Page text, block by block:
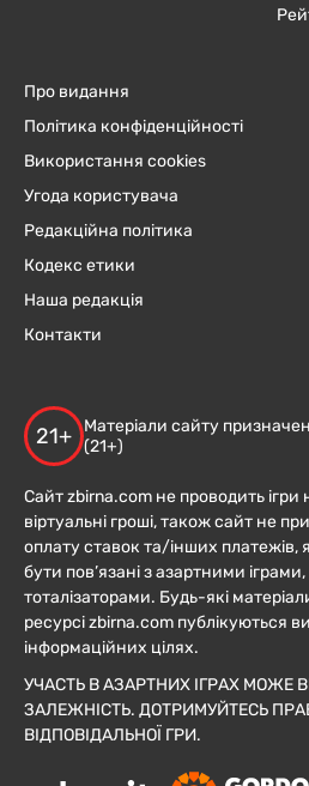
Про видання
Політика конфіденційності
Використання cookies
Угода користувача
Редакційна політика
Кодекс етики
Наша редакція
Контакти
21+
Матеріали сайту
(21+)
Сайт zbirna.com не проводить ігри
віртуальні гроші, також сайт не
оплату ставок та/інших платежів,
бути пов’язані з азартними
тоталізаторами. Будь-які
ресурсі zbirna.com публікуються
інформаційних цілях.
УЧАСТЬ В АЗАРТНИХ ІГРАХ МОЖЕ
ЗАЛЕЖНІСТЬ. ДОТРИМУЙТЕСЬ
ВІДПОВІДАЛЬНОЇ ГРИ.